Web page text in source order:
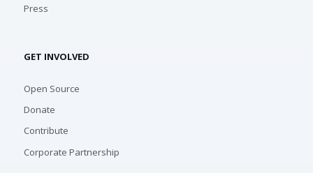
Press
GET INVOLVED
Open Source
Donate
Contribute
Corporate Partnership